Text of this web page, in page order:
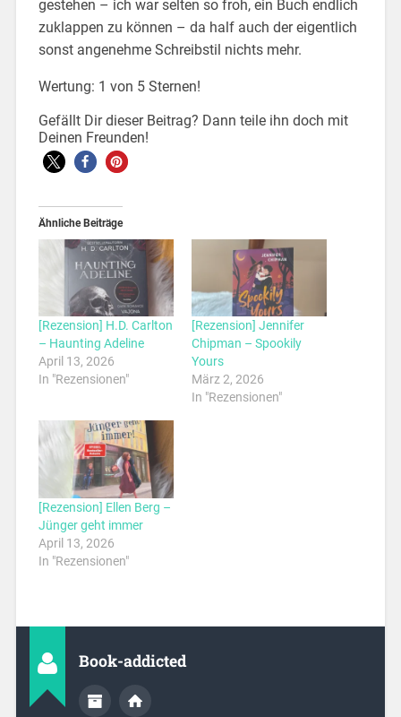
gestehen – ich war selten so froh, ein Buch endlich
zuklappen zu können – da half auch der eigentlich
sonst angenehme Schreibstil nichts mehr.
Wertung: 1 von 5 Sternen!
Gefällt Dir dieser Beitrag? Dann teile ihn doch mit
Deinen Freunden!
Ähnliche Beiträge
[Rezension] H.D. Carlton
– Haunting Adeline
April 13, 2026
In "Rezensionen"
[Rezension] Jennifer
Chipman – Spookily
Yours
März 2, 2026
In "Rezensionen"
[Rezension] Ellen Berg –
Jünger geht immer
April 13, 2026
In "Rezensionen"
Book-addicted